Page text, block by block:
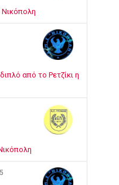
από το Ρετζίκι η